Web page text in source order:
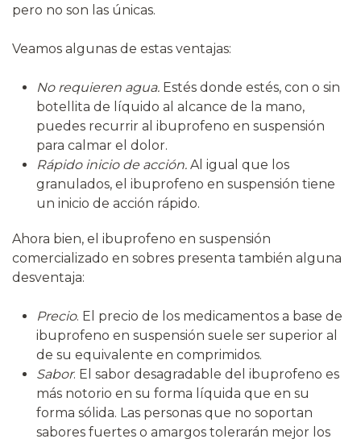
pero no son las únicas.
Veamos algunas de estas ventajas:
No requieren agua. Estés donde estés, con o sin
botellita de líquido al alcance de la mano,
puedes recurrir al ibuprofeno en suspensión
para calmar el dolor.
Rápido inicio de acción. Al igual que los
granulados, el ibuprofeno en suspensión tiene
un inicio de acción rápido.
Ahora bien, el ibuprofeno en suspensión
comercializado en sobres presenta también alguna
desventaja:
Precio. El precio de los medicamentos a base de
ibuprofeno en suspensión suele ser superior al
de su equivalente en comprimidos.
Sabor. El sabor desagradable del ibuprofeno es
más notorio en su forma líquida que en su
forma sólida. Las personas que no soportan
sabores fuertes o amargos tolerarán mejor los